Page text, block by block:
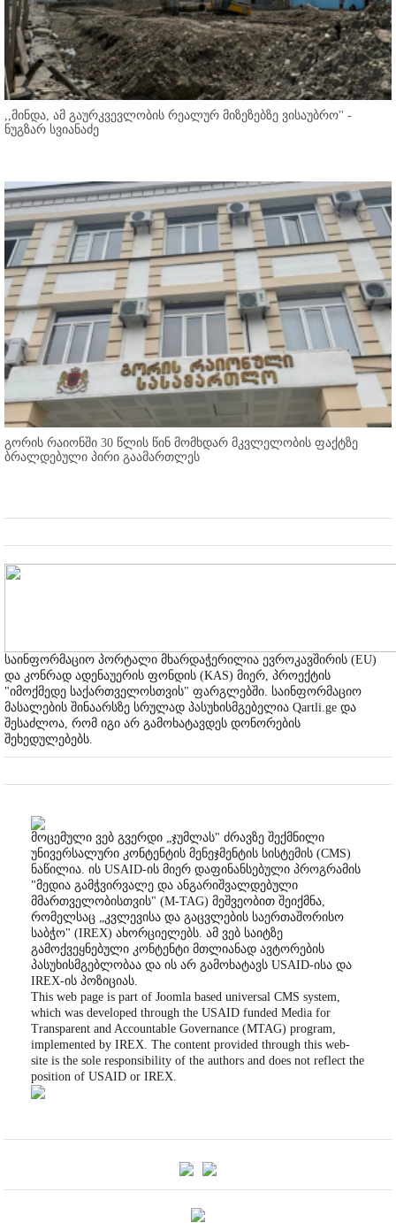
,,მინდა, ამ გაურკვევლობის რეალურ მიზეზებზე ვისაუბრო'' -
ნუგზარ სვიანაძე
გორის რაიონში 30 წლის წინ მომხდარ მკვლელობის ფაქტზე
ბრალდებული პირი გაამართლეს
საინფორმაციო პორტალი მხარდაჭერილია ევროკავშირის (EU)
და კონრად ადენაუერის ფონდის (KAS) მიერ, პროექტის
"იმოქმედე საქართველოსთვის" ფარგლებში. საინფორმაციო
მასალების შინაარსზე სრულად პასუხისმგებელია Qartli.ge და
შესაძლოა, რომ იგი არ გამოხატავდეს დონორების
შეხედულებებს.
მოცემული ვებ გვერდი „ჯუმლას" ძრავზე შექმნილი
უნივერსალური კონტენტის მენეჯმენტის სისტემის (CMS)
ნაწილია. ის USAID-ის მიერ დაფინანსებული პროგრამის
"მედია გამჭვირვალე და ანგარიშვალდებული
მმართველობისთვის" (M-TAG) მეშვეობით შეიქმნა,
რომელსაც „კვლევისა და გაცვლების საერთაშორისო
საბჭო" (IREX) ახორციელებს. ამ ვებ საიტზე
გამოქვეყნებული კონტენტი მთლიანად ავტორების
პასუხისმგებლობაა და ის არ გამოხატავს USAID-ისა და
IREX-ის პოზიციას.
This web page is part of Joomla based universal CMS system,
which was developed through the USAID funded Media for
Transparent and Accountable Governance (MTAG) program,
implemented by IREX. The content provided through this web-
site is the sole responsibility of the authors and does not reflect the
position of USAID or IREX.